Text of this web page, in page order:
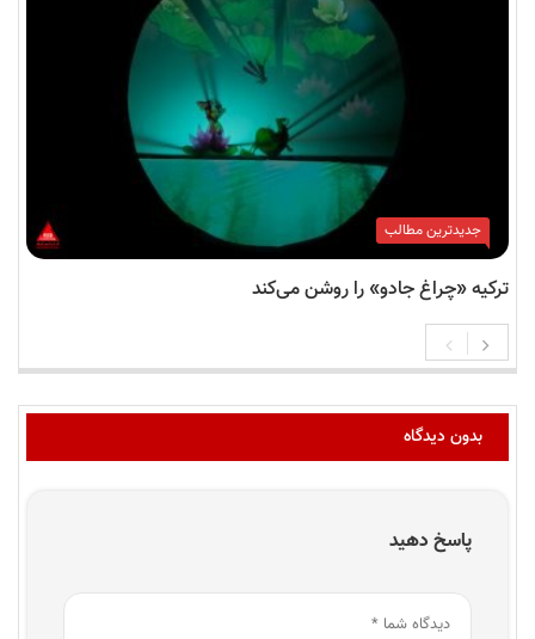
جدیدترین مطالب
ترکیه «چراغ جادو» را روشن می‌کند
بدون دیدگاه
پاسخ دهید